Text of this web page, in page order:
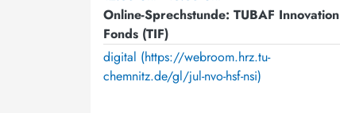
Online-Sprechstunde: TUBAF Innovation
Fonds (TIF)
digital (https://webroom.hrz.tu-
chemnitz.de/gl/jul-nvo-hsf-nsi)